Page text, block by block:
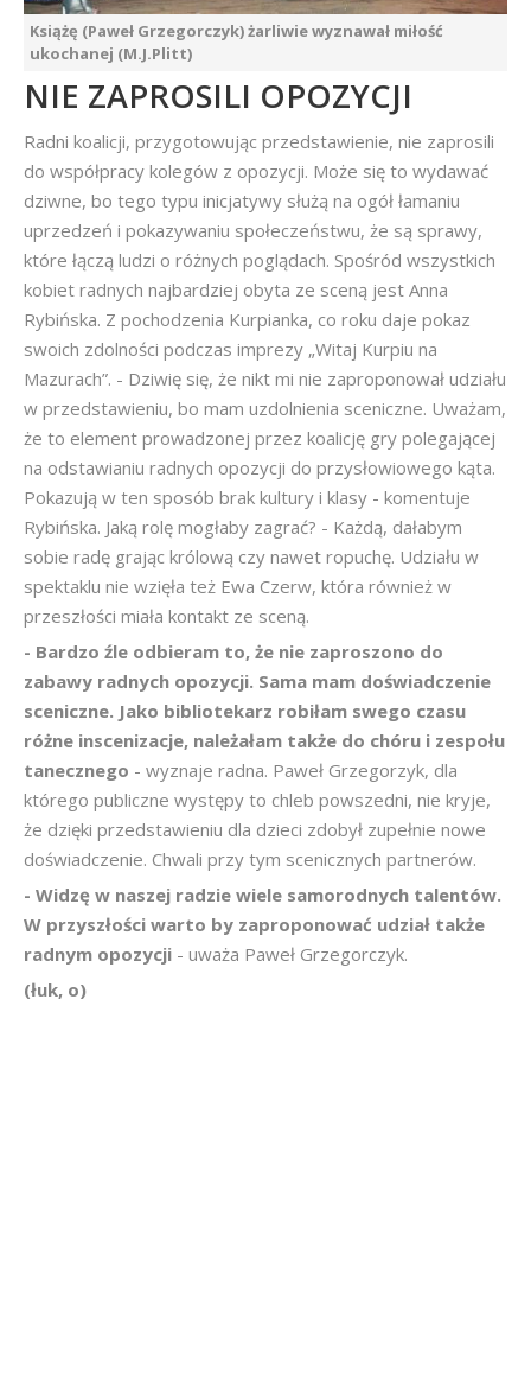
Książę (Paweł Grzegorczyk) żarliwie wyznawał miłość
ukochanej (M.J.Plitt)
NIE ZAPROSILI OPOZYCJI
Radni koalicji, przygotowując przedstawienie, nie zaprosili
do współpracy kolegów z opozycji. Może się to wydawać
dziwne, bo tego typu inicjatywy służą na ogół łamaniu
uprzedzeń i pokazywaniu społeczeństwu, że są sprawy,
które łączą ludzi o różnych poglądach. Spośród wszystkich
kobiet radnych najbardziej obyta ze sceną jest Anna
Rybińska. Z pochodzenia Kurpianka, co roku daje pokaz
swoich zdolności podczas imprezy „Witaj Kurpiu na
Mazurach”. - Dziwię się, że nikt mi nie zaproponował udziału
w przedstawieniu, bo mam uzdolnienia sceniczne. Uważam,
że to element prowadzonej przez koalicję gry polegającej
na odstawianiu radnych opozycji do przysłowiowego kąta.
Pokazują w ten sposób brak kultury i klasy - komentuje
Rybińska. Jaką rolę mogłaby zagrać? - Każdą, dałabym
sobie radę grając królową czy nawet ropuchę. Udziału w
spektaklu nie wzięła też Ewa Czerw, która również w
przeszłości miała kontakt ze sceną.
- Bardzo źle odbieram to, że nie zaproszono do
zabawy radnych opozycji. Sama mam doświadczenie
sceniczne. Jako bibliotekarz robiłam swego czasu
różne inscenizacje, należałam także do chóru i zespołu
tanecznego - wyznaje radna. Paweł Grzegorzyk, dla
którego publiczne występy to chleb powszedni, nie kryje,
że dzięki przedstawieniu dla dzieci zdobył zupełnie nowe
doświadczenie. Chwali przy tym scenicznych partnerów.
- Widzę w naszej radzie wiele samorodnych talentów.
W przyszłości warto by zaproponować udział także
radnym opozycji - uważa Paweł Grzegorczyk.
(łuk, o)